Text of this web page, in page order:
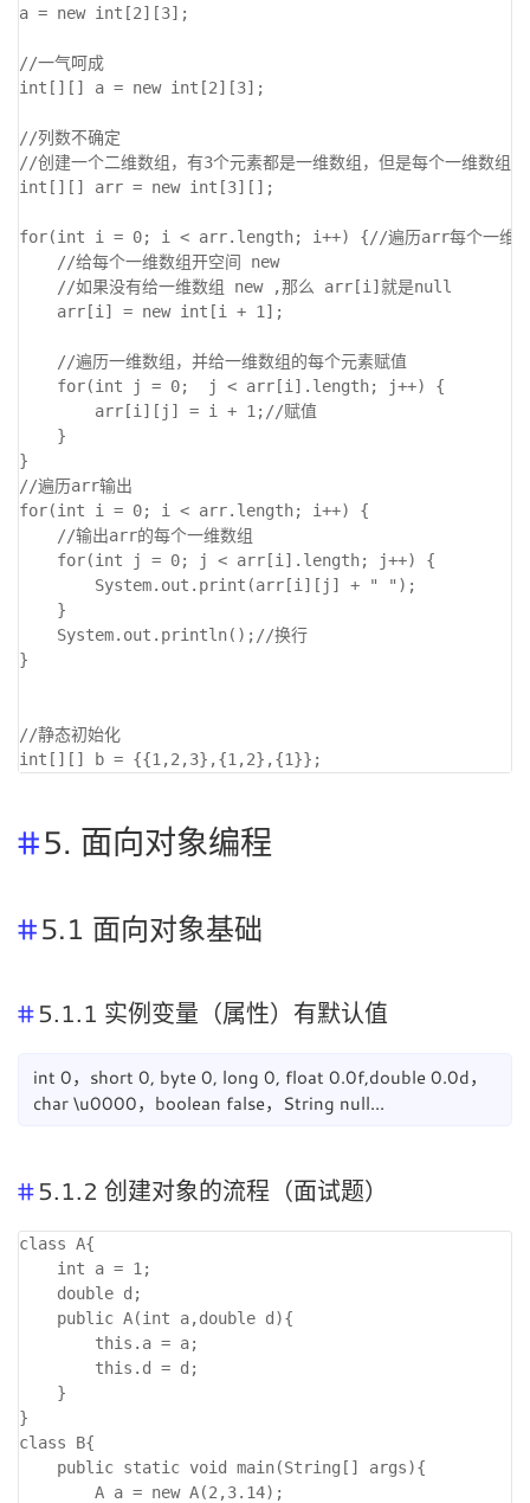
a = new int[2][3];
//一气呵成
int[][] a = new int[2][3];
//列数不确定
//创建一个二维数组，有3个元素都是一维数组，但是每个一维数组
int[][] arr = new int[3][];
for(int i = 0; i < arr.length; i++) {//遍历arr每个一维数
    //给每个一维数组开空间 new
    //如果没有给一维数组 new ,那么 arr[i]就是null
    arr[i] = new int[i + 1];
    //遍历一维数组，并给一维数组的每个元素赋值
    for(int j = 0;  j < arr[i].length; j++) {
        arr[i][j] = i + 1;//赋值
    }
}
//遍历arr输出
for(int i = 0; i < arr.length; i++) {
    //输出arr的每个一维数组
    for(int j = 0; j < arr[i].length; j++) {
        System.out.print(arr[i][j] + " ");
    }
    System.out.println();//换行
}
//静态初始化
5. 面向对象编程
5.1 面向对象基础
5.1.1 实例变量（属性）有默认值
int 0，short 0, byte 0, long 0, float 0.0f,double 0.0d，
char \u0000，boolean false，String null...
5.1.2 创建对象的流程（面试题）
class A{
    int a = 1;
    double d;
    public A(int a,double d){
        this.a = a;
        this.d = d;
    }
}
class B{
    public static void main(String[] args){
        A a = new A(2,3.14);